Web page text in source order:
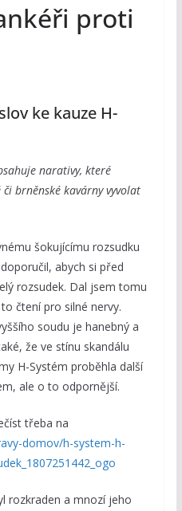
proti
ke kauze H-
narativy, které
brněnské kavárny vyvolat
šokujícímu rozsudku
abych si před
rozsudek. Dal jsem tomu
čtení pro silné nervy.
soudu je hanebný a
že ve stínu skandálu
H-Systém proběhla další
ale o to odpornější.
třeba na
domov/h-system-h-
rozkraden a mnozí jeho